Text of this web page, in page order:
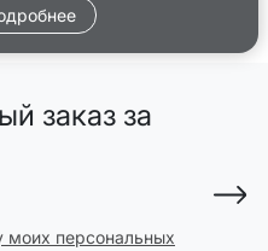
заказ за
моих персональных